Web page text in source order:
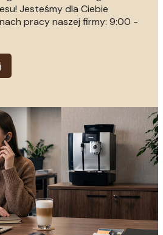
Jesteśmy dla Ciebie
pracy naszej firmy: 9:00 -